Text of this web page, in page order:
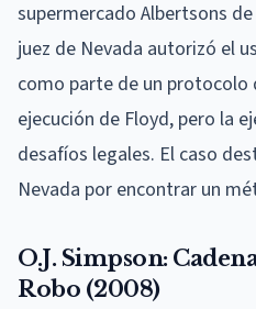
supermercado Albertsons de
juez de Nevada autorizó el
como parte de un protocolo
ejecución de Floyd, pero la
desafíos legales. El caso
Nevada por encontrar un
O.J. Simpson:
Robo (2008)